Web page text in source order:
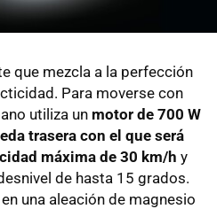
que mezcla a la perfección
Para moverse con
utiliza un motor de 700 W
trasera con el que será
máxima de 30 km/h y
de hasta 15 grados.
una aleación de magnesio